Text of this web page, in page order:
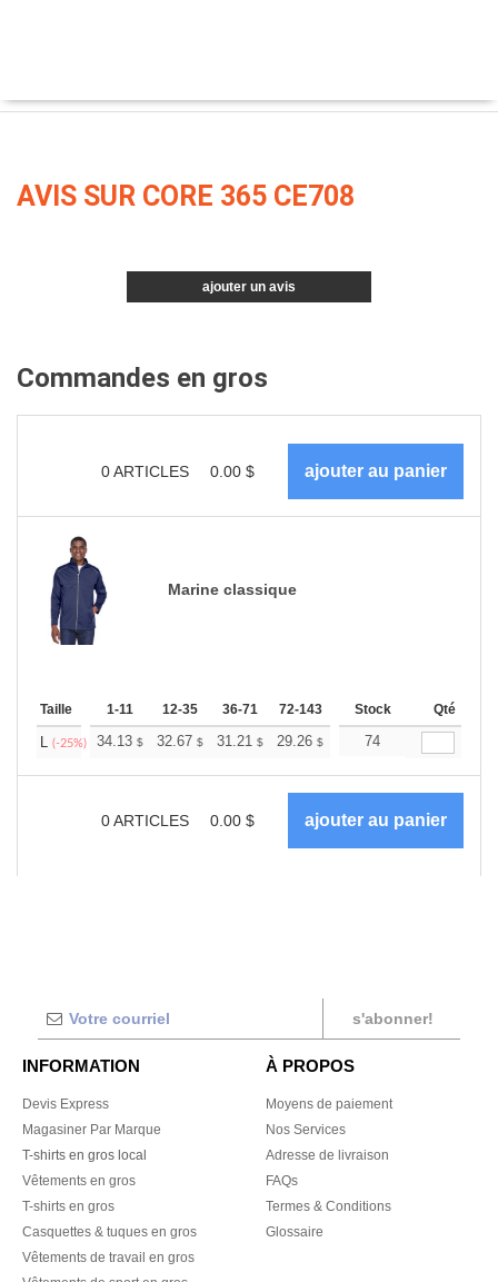
AVIS SUR CORE 365 CE708
ajouter un avis
Commandes en gros
0ARTICLES 0.00 $
Marine classique
Taille 1-11 12-35 36-71 72-143 144-287 288 +
Stock Qté
L (-25%) 34.13 $ 32.67 $ 31.21 $ 29.26 $ 27.79$
74
0ARTICLES 0.00 $
s'abonner!
INFORMATION
Devis Express
Magasiner Par Marque
T-shirts en gros local
Vêtements en gros
T-shirts en gros
Casquettes & tuques en gros
Vêtements de travail en gros
À PROPOS
Moyens de paiement
Nos Services
Adresse de livraison
FAQs
Termes & Conditions
Glossaire